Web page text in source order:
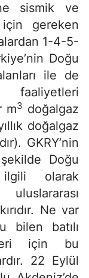
sismik ve
için gereken
1-4-5-
Doğu
ile de
faaliyetleri
m3 doğalgaz
doğalgaz
GKRY’nin
Doğu
ilgili olarak
uluslararası
Ne var
bilen batılı
için bu
22 Eylül